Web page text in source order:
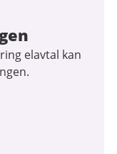
elavtal kan